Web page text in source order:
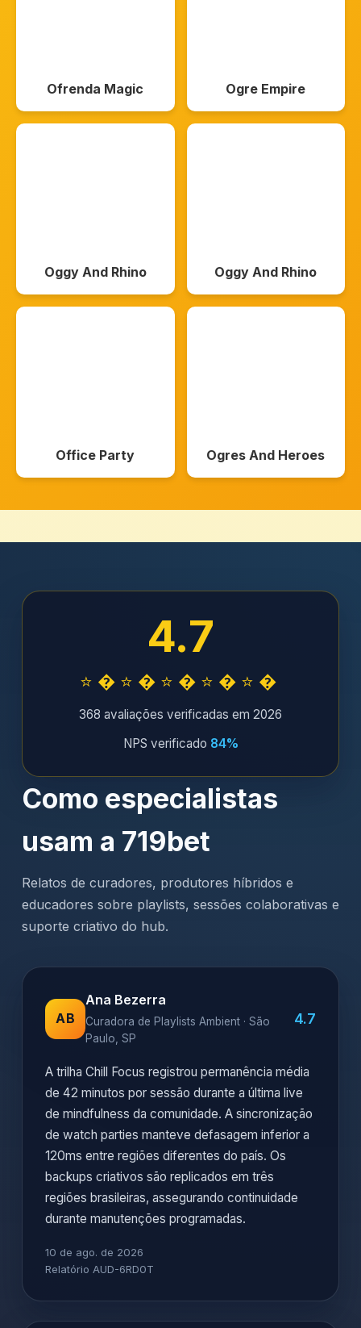
Ofrenda Magic Ogre Empire
Oggy And Rhino Oggy And Rhino
Office Party Ogres And Heroes
4.7
⭐�⭐�⭐�⭐�⭐�
368 avaliações verificadas em 2026
NPS verificado 84%
Como especialistas
usam a 719bet
Relatos de curadores, produtores híbridos e
educadores sobre playlists, sessões colaborativas e
suporte criativo do hub.
AB
Ana Bezerra
Curadora de Playlists Ambient · São
Paulo, SP
4.7
A trilha Chill Focus registrou permanência média
de 42 minutos por sessão durante a última live
de mindfulness da comunidade. A sincronização
de watch parties manteve defasagem inferior a
120ms entre regiões diferentes do país. Os
backups criativos são replicados em três
regiões brasileiras, assegurando continuidade
durante manutenções programadas.
10 de ago. de 2026
Relatório AUD-6RD0T